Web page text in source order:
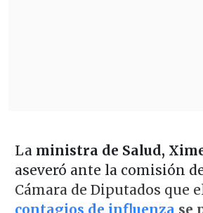
La ministra de Salud,
aseveró ante la comisión
Cámara de Diputados que
contagios de influenza se